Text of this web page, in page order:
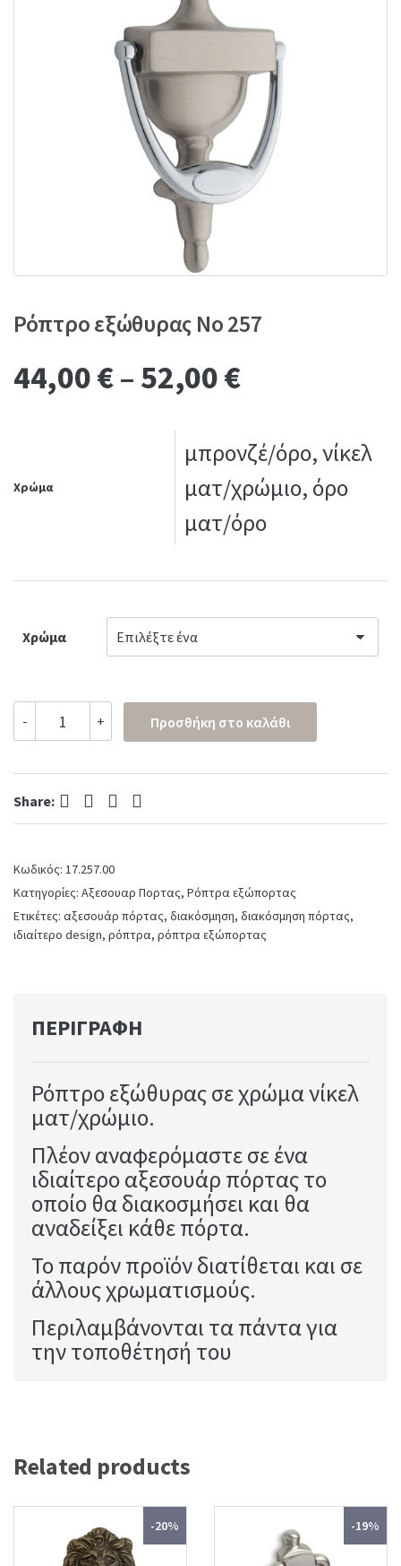
Ρόπτρο εξώθυρας No 257
44,00€– 52,00€
Χρώμα
μπρονζέ/όρο, νίκελ
ματ/χρώμιο, όρο
ματ/όρο
Χρώμα
-
εξώθυρας
No
+ Προσθήκη στο καλάθι
Share: Facebook Twitter Pinterest LinkedIn
Κωδικός: 17.257.00
Κατηγορίες: Αξεσουαρ Πορτας, Ρόπτρα εξώπορτας
Ετικέτες: αξεσουάρ πόρτας, διακόσμηση, διακόσμηση πόρτας,
ιδιαίτερο design, ρόπτρα, ρόπτρα εξώπορτας
ΠΕΡΙΓΡΑΦΉ
Ρόπτρο εξώθυρας σε χρώμα νίκελ
ματ/χρώμιο.
Πλέον αναφερόμαστε σε ένα
ιδιαίτερο αξεσουάρ πόρτας το
οποίο θα διακοσμήσει και θα
αναδείξει κάθε πόρτα.
Το παρόν προϊόν διατίθεται και σε
άλλους χρωματισμούς.
Περιλαμβάνονται τα πάντα για
την τοποθέτησή του
Related products
-20% -19%